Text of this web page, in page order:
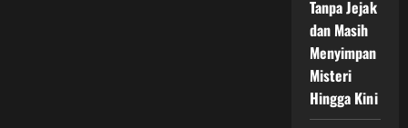
Tanpa Jejak
dan Masih
Menyimpan
Misteri
Hingga Kini